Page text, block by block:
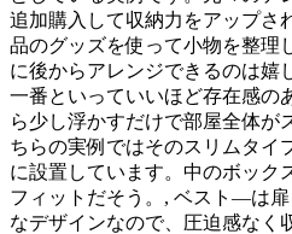
追加購入して収納力をアップさ
品のグッズを使って小物を整理
に後からアレンジできるのは嬉
一番といっていいほど存在感の
ら少し浮かすだけで部屋全体が
ちらの実例ではそのスリムタイ
に設置しています。中のボック
フィットだそう。, ベスト―は
なデザインなので、圧迫感なく